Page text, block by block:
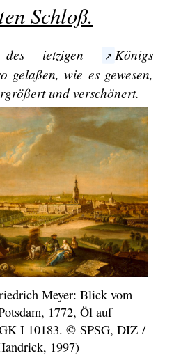
Schloß.
des ietzigen
Königs
gelaßen, wie es gewesen,
und verschönert.
Meyer: Blick vom
1772, Öl auf
I 10183. © SPSG, DIZ /
1997)